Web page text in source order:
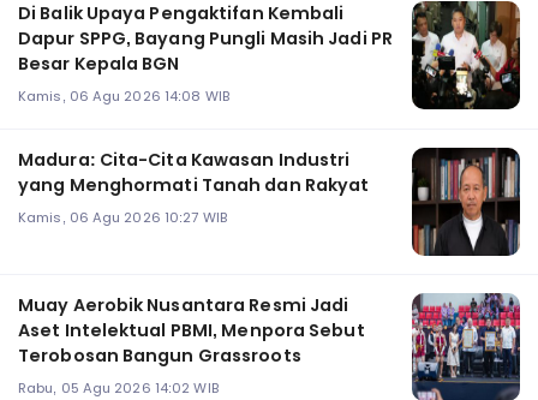
Di Balik Upaya Pengaktifan Kembali
Dapur SPPG, Bayang Pungli Masih Jadi PR
Besar Kepala BGN
Kamis, 06 Agu 2026 14:08 WIB
Madura: Cita-Cita Kawasan Industri
yang Menghormati Tanah dan Rakyat
Kamis, 06 Agu 2026 10:27 WIB
Muay Aerobik Nusantara Resmi Jadi
Aset Intelektual PBMI, Menpora Sebut
Terobosan Bangun Grassroots
Rabu, 05 Agu 2026 14:02 WIB